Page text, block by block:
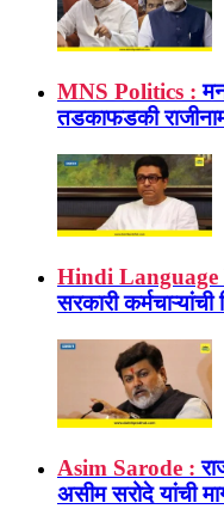
MNS Politics :
तडकाफडकी
Hindi Language
सरकारी कर्मचाऱ्यांची
Asim Sarode :
असीम सरोदे यांची